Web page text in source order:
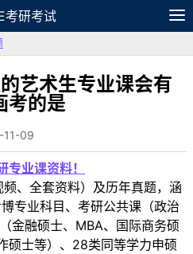
考研考试
APP
艺术生专业课会有
考的是
11-09
业课资料！
、全套资料）及历年真题，涵
专业科目、考研公共课（政治
金融硕士、MBA、国际商务硕
硕士等）、28类同等学力申硕